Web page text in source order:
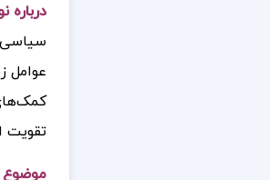
سیاسی
عوامل
تقویت
موضوع